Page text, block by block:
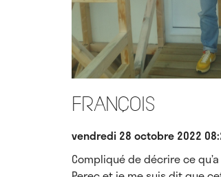
François
vendredi 28 octobre 2022
Compliqué de décrire ce